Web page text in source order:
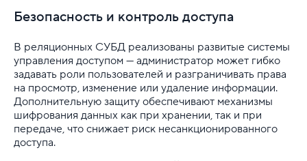
Безопасность и контроль доступа
В реляционных СУБД реализованы развитые системы
управления доступом — администратор может гибко
задавать роли пользователей и разграничивать права
на просмотр, изменение или удаление информации.
Дополнительную защиту обеспечивают механизмы
шифрования данных как при хранении, так и при
передаче, что снижает риск несанкционированного
доступа.